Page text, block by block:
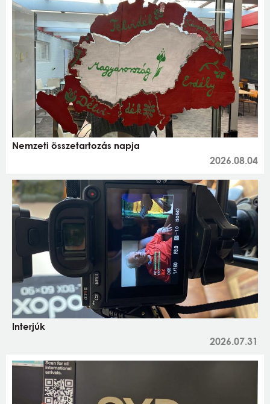
Nemzeti összetartozás napja
2026.08.04
Interjúk
2026.07.31